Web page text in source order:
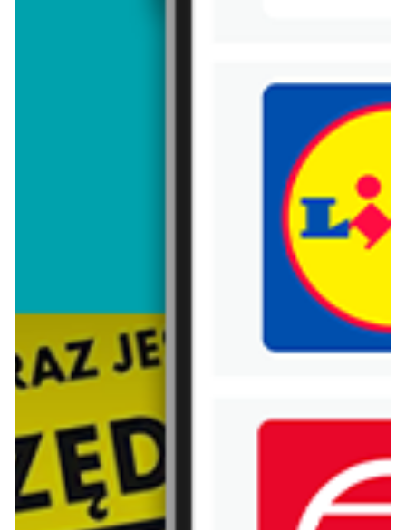
Trafiłeś na nieaktualną gazetkę
Zobacz aktualne gazetki Blix!
aktualna już za 1 dzień